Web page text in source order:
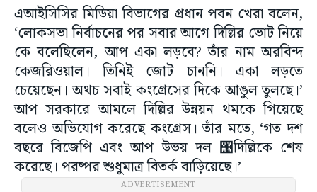
এআইসিসির মিডিয়া বিভাগের প্রধান পবন খেরা বলেন,
‘লোকসভা নির্বাচনের পর সবার আগে দিল্লির ভোট নিয়ে
কে বলেছিলেন, আপ একা লড়বে? তাঁর নাম অরবিন্দ
কেজরিওয়াল। তিনিই জোট চাননি। একা লড়তে
চেয়েছেন। অথচ সবাই কংগ্রেসের দিকে আঙুল তুলছে।’
আপ সরকারে আমলে দিল্লির উন্নয়ন থমকে গিয়েছে
বলেও অভিযোগ করেছে কংগ্রেস। তাঁর মতে, ‘গত দশ
বছরে বিজেপি এবং আপ উভয় দল ঩দিল্লিকে শেষ
করেছে। পরষ্পর শুধুমাত্র বিতর্ক বাড়িয়েছে।’
ADVERTISEMENT